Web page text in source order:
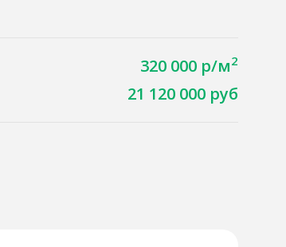
320 000 р/м2
21 120 000 руб